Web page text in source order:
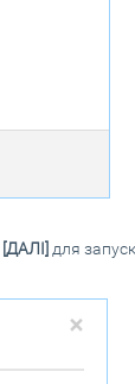
[ДАЛІ] для